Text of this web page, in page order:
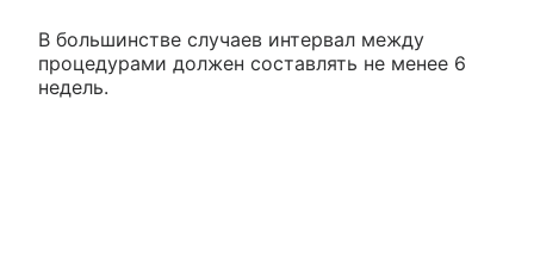
В большинстве случаев интервал между
процедурами должен составлять не менее 6
недель.